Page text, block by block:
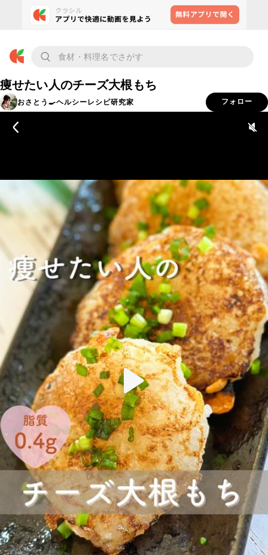
痩せたい人のチーズ大根もち
おさとう🍳ヘルシーレシピ研究家 フォロー